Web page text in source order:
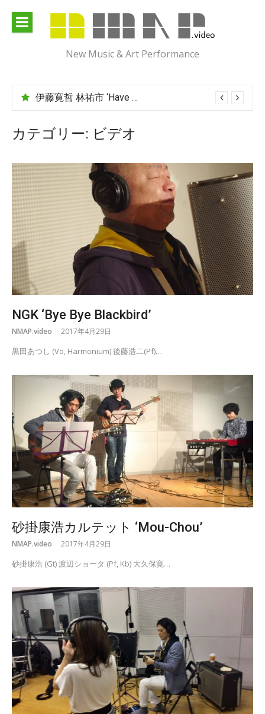
content
New Music & Art Performance
伊藤寛哲 林祐市 ‘Have You Met Ms Jones?’
カテゴリー: ビデオ
NGK ‘Bye Bye Blackbird’
NMAP.video 2017年4月29日
黒田あつし (Vo, Harmonium) 後藤浩二(Pf)…
砂掛康浩カルテット ‘Mou-Chou’
NMAP.video 2017年4月29日
砂掛康浩 (Gt) 渡辺ショータ (Pf, Kb) 大久保寛…